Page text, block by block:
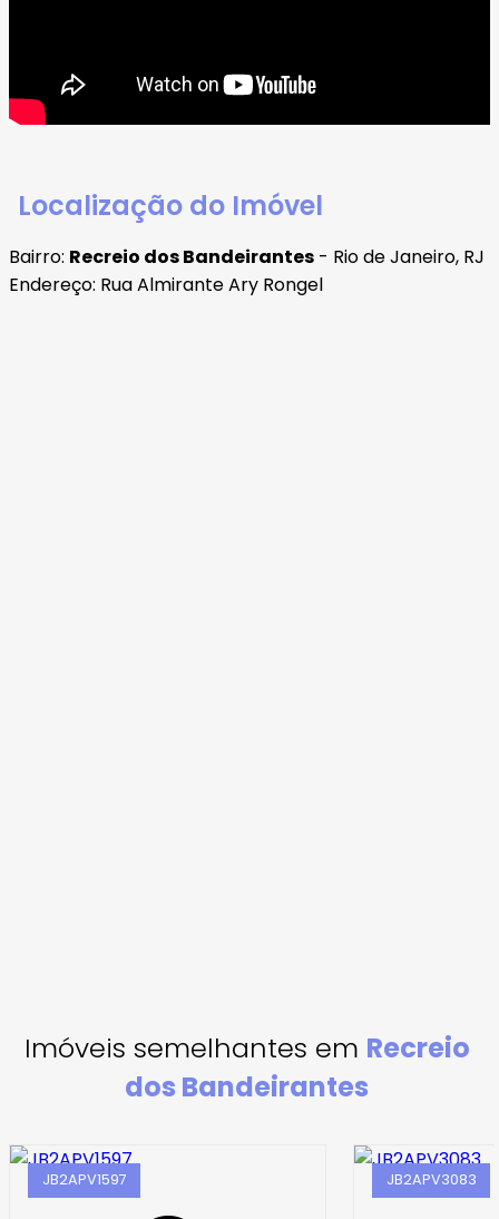
Localização do Imóvel
Bairro: Recreio dos Bandeirantes - Rio de Janeiro, RJ
Endereço: Rua Almirante Ary Rongel
Imóveis semelhantes em Recreio
dos Bandeirantes
JB2APV1597 JB2APV3083